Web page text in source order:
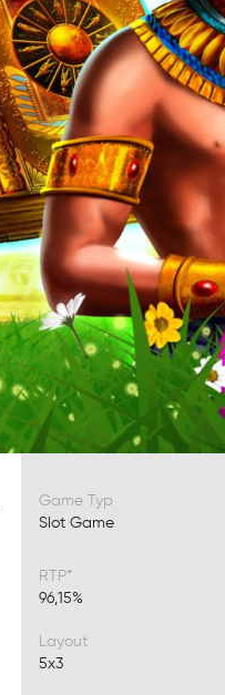
Game Typ
Slot Game
RTP*
96,15%
Layout
5x3